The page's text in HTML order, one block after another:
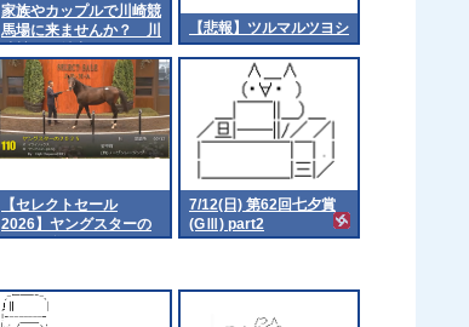
家族やカップルで川崎競
馬場に来ませんか？ 川
崎競馬が魅力をアピール
【悲報】ツルマルツヨシ
【セレクトセール
2026】ヤングスターの
2025（父イクイノック
7/12(日) 第62回七夕賞
(GⅢ) part2